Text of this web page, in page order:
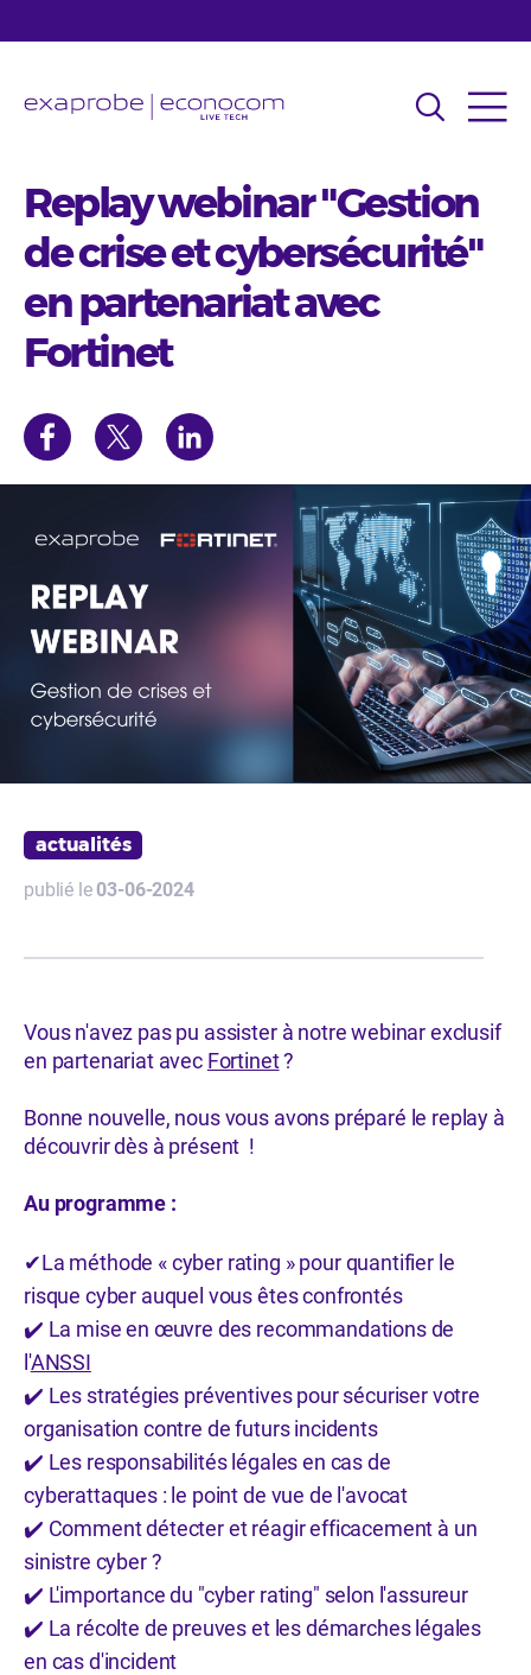
au
principal
Replay webinar "Gestion
de crise et cybersécurité"
en partenariat avec
Fortinet
actualités
publié le 03-06-2024
Vous n'avez pas pu assister à notre webinar exclusif
en partenariat avec Fortinet?
Bonne nouvelle, nous vous avons préparé le replay à
découvrir dès à présent !
Au programme :
✔La méthode « cyber rating » pour quantifier le
risque cyber auquel vous êtes confrontés
✔ ️ La mise en œuvre des recommandations de
l'ANSSI
✔ ️ Les stratégies préventives pour sécuriser votre
organisation contre de futurs incidents
✔ ️ Les responsabilités légales en cas de
cyberattaques : le point de vue de l'avocat
✔ ️ Comment détecter et réagir efficacement à un
sinistre cyber ?
✔ ️ L'importance du "cyber rating" selon l'assureur
✔ ️ La récolte de preuves et les démarches légales
en cas d'incident